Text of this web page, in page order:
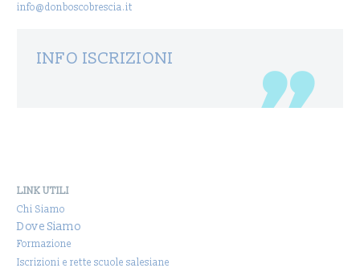
info@donboscobrescia.it
INFO ISCRIZIONI
LINK UTILI
Chi Siamo
Dove Siamo
Formazione
Iscrizioni e rette scuole salesiane